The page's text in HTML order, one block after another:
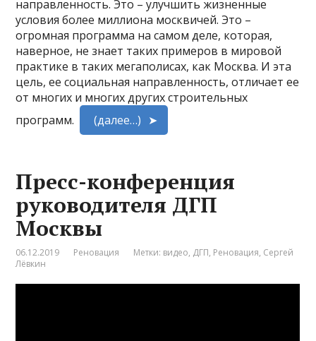
направленность. Это – улучшить жизненные
условия более миллиона москвичей. Это –
огромная программа на самом деле, которая,
наверное, не знает таких примеров в мировой
практике в таких мегаполисах, как Москва. И эта
цель, ее социальная направленность, отличает ее
от многих и многих других строительных
программ.
(далее…)
Пресс-конференция
руководителя ДГП
Москвы
06.12.2019 Реновация Метки: видео, ДГП, Реновация, Сергей
Лёвкин